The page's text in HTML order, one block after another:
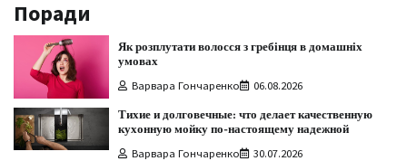
Поради
Як розплутати волосся з гребінця в домашніх
умовах
Варвара Гончаренко 06.08.2026
Тихие и долговечные: что делает качественную
кухонную мойку по-настоящему надежной
Варвара Гончаренко 30.07.2026